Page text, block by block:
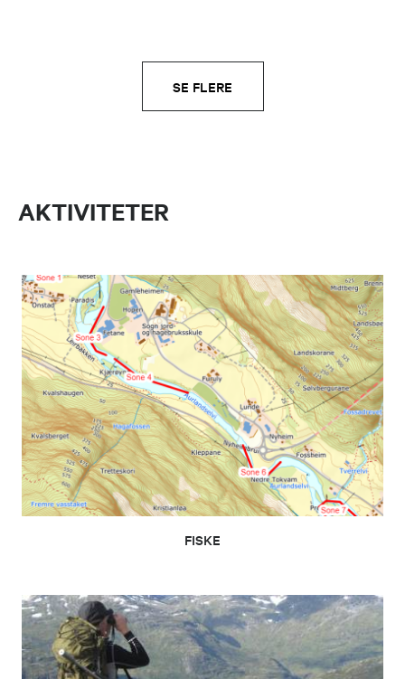
SE FLERE
AKTIVITETER
FISKE